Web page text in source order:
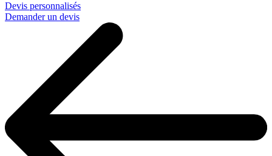
Devis personnalisés
Demander un devis